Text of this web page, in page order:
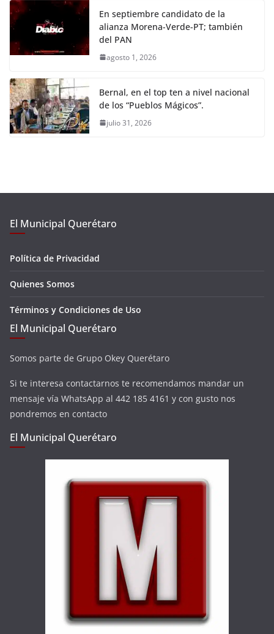
En septiembre candidato de la
alianza Morena-Verde-PT; también
del PAN
agosto 1, 2026
Bernal, en el top ten a nivel nacional
de los “Pueblos Mágicos”.
julio 31, 2026
El Municipal Querétaro
Política de Privacidad
Quienes Somos
Términos y Condiciones de Uso
El Municipal Querétaro
Somos parte de Grupo Okey Querétaro
Si te interesa contactarnos te recomendamos mandar un
mensaje vía WhatsApp al 442 185 4161 y con gusto nos
pondremos en contacto
El Municipal Querétaro